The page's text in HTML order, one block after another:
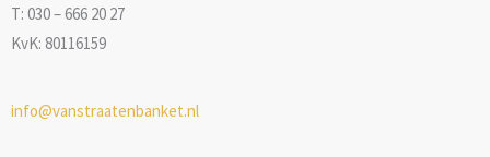
T: 030 – 666 20 27
KvK: 80116159
info@vanstraatenbanket.nl